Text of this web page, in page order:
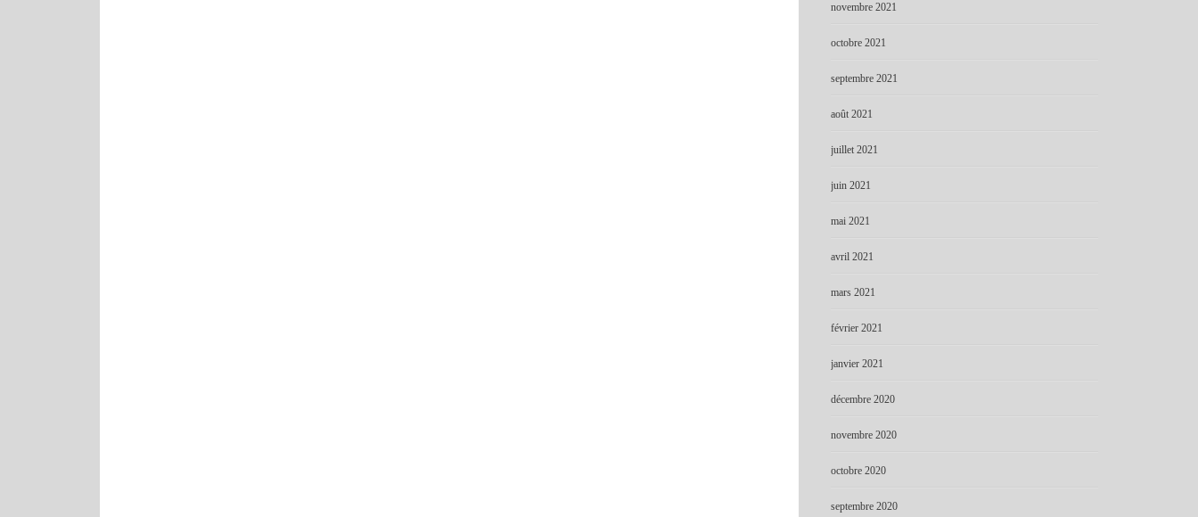
novembre 2021
octobre 2021
septembre 2021
août 2021
juillet 2021
juin 2021
mai 2021
avril 2021
mars 2021
février 2021
janvier 2021
décembre 2020
novembre 2020
octobre 2020
septembre 2020